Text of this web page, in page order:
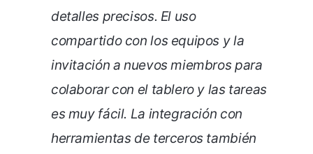
detalles precisos. El uso
compartido con los equipos y la
invitación a nuevos miembros para
colaborar con el tablero y las tareas
es muy fácil. La integración con
herramientas de terceros también